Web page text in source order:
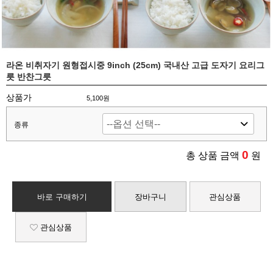
라온 비취자기 원형접시중 9inch (25cm) 국내산 고급 도자기 요리그
릇 반찬그릇
상품가 5,100원
종류
총 상품 금액 0 원
바로 구매하기 장바구니 관심상품
관심상품